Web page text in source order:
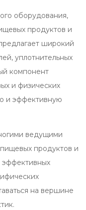
оборудования,
продуктов и
широкий
уплотнительных
компонент
и физических
и эффективную
ведущими
продуктов и
эффективных
на вершине